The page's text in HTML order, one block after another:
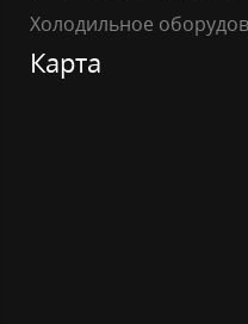
Холодильное
Карта